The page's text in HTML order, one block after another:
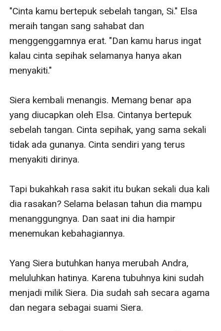
"Cinta kamu bertepuk sebelah tangan, Si." Elsa
meraih tangan sang sahabat dan
menggenggamnya erat. "Dan kamu harus ingat
kalau cinta sepihak selamanya hanya akan
menyakiti."
Siera kembali menangis. Memang benar apa
yang diucapkan oleh Elsa. Cintanya bertepuk
sebelah tangan. Cinta sepihak, yang sama sekali
tidak ada gunanya. Cinta sendiri yang terus
menyakiti dirinya.
Tapi bukahkah rasa sakit itu bukan sekali dua kali
dia rasakan? Selama belasan tahun dia mampu
menanggungnya. Dan saat ini dia hampir
menemukan kebahagiannya.
Yang Siera butuhkan hanya merubah Andra,
meluluhkan hatinya. Karena tubuhnya kini sudah
menjadi milik Siera. Dia sudah sah secara agama
dan negara sebagai suami Siera.